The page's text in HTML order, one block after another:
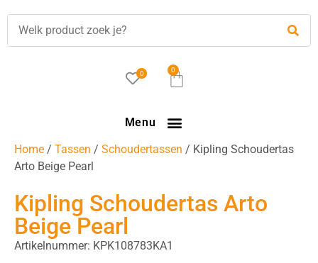
0 0
Menu
Home / Tassen / Schoudertassen / Kipling Schoudertas
Arto Beige Pearl
Kipling Schoudertas Arto
Beige Pearl
Artikelnummer: KPK108783KA1